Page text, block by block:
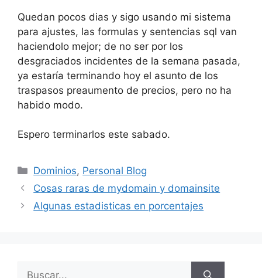
Quedan pocos dias y sigo usando mi sistema
para ajustes, las formulas y sentencias sql van
haciendolo mejor; de no ser por los
desgraciados incidentes de la semana pasada,
ya estaría terminando hoy el asunto de los
traspasos preaumento de precios, pero no ha
habido modo.
Espero terminarlos este sabado.
Categorías
Dominios, Personal Blog
Cosas raras de mydomain y domainsite
Algunas estadisticas en porcentajes
Buscar: